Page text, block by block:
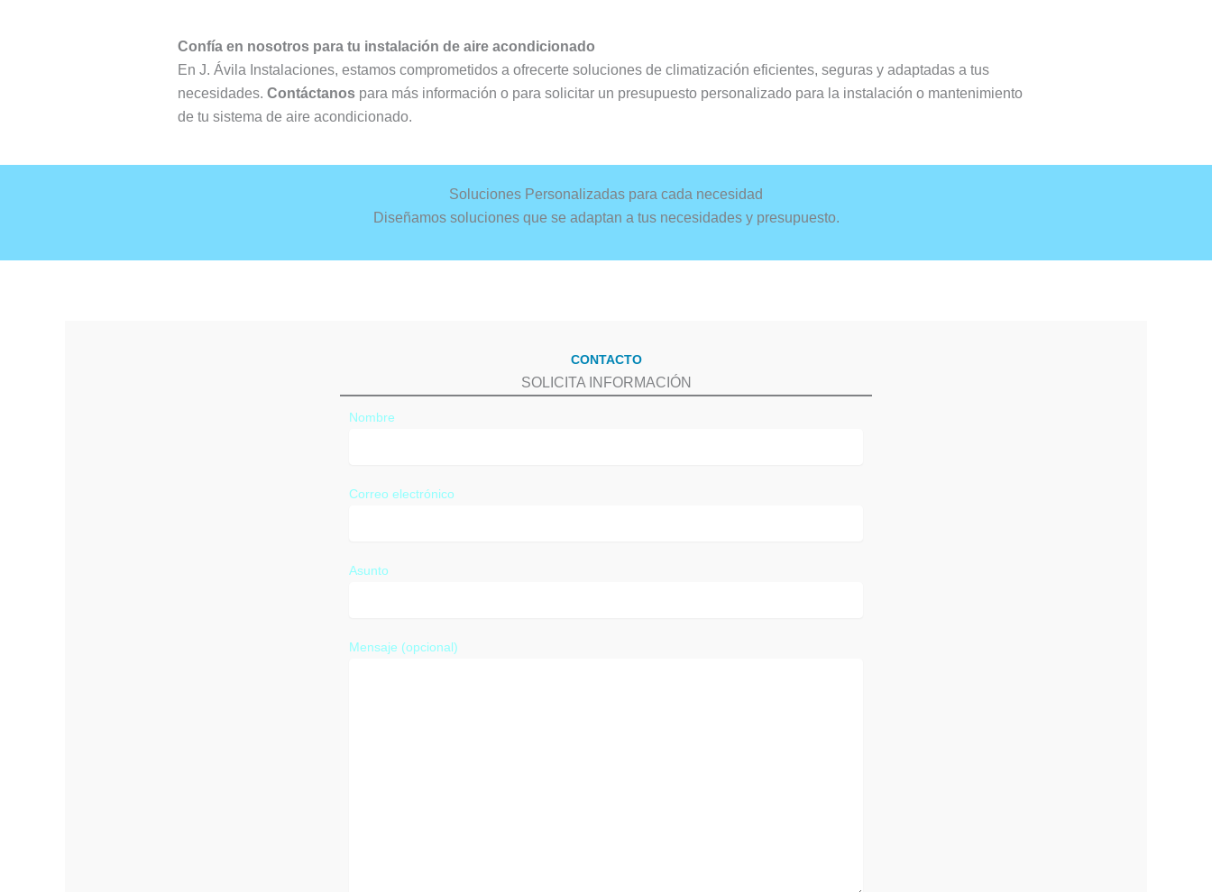
Confía en nosotros para tu instalación de aire acondicionado
En J. Ávila Instalaciones, estamos comprometidos a ofrecerte soluciones de climatización eficientes, seguras y adaptadas a tus
necesidades. Contáctanos para más información o para solicitar un presupuesto personalizado para la instalación o mantenimiento
de tu sistema de aire acondicionado.
Soluciones Personalizadas para cada necesidad
Diseñamos soluciones que se adaptan a tus necesidades y presupuesto.
CONTACTO
SOLICITA INFORMACIÓN
Nombre
Correo electrónico
Asunto
Mensaje (opcional)